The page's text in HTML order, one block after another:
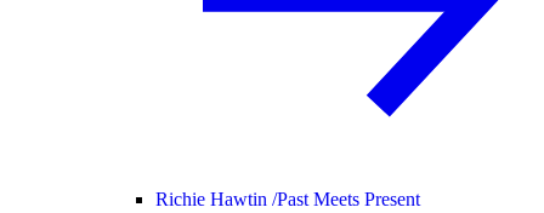
Richie Hawtin /Past Meets Present